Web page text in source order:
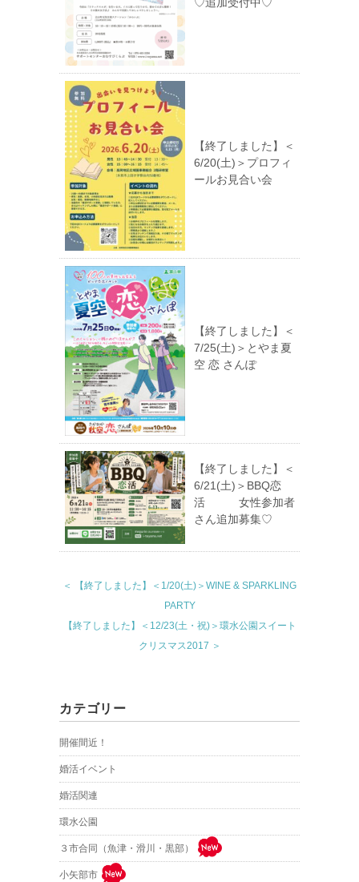
【終了しました】＜
6/20(土)＞プロフィ
ールお見合い会
【終了しました】＜
7/25(土)＞とやま夏
空 恋 さんぽ
【終了しました】＜
6/21(土)＞BBQ恋
活 女性参加者
さん追加募集♡
＜ 【終了しました】＜1/20(土)＞WINE & SPARKLING
PARTY
【終了しました】＜12/23(土・祝)＞環水公園スイート
クリスマス2017 ＞
カテゴリー
開催間近！
婚活イベント
婚活関連
環水公園
３市合同（魚津・滑川・黒部）
小矢部市